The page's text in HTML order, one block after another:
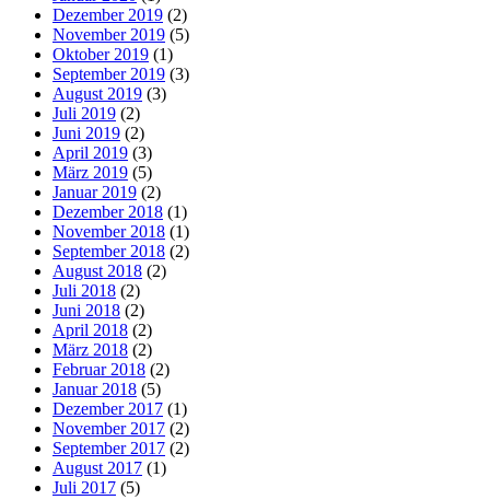
Dezember 2019 (2)
November 2019 (5)
Oktober 2019 (1)
September 2019 (3)
August 2019 (3)
Juli 2019 (2)
Juni 2019 (2)
April 2019 (3)
März 2019 (5)
Januar 2019 (2)
Dezember 2018 (1)
November 2018 (1)
September 2018 (2)
August 2018 (2)
Juli 2018 (2)
Juni 2018 (2)
April 2018 (2)
März 2018 (2)
Februar 2018 (2)
Januar 2018 (5)
Dezember 2017 (1)
November 2017 (2)
September 2017 (2)
August 2017 (1)
Juli 2017 (5)